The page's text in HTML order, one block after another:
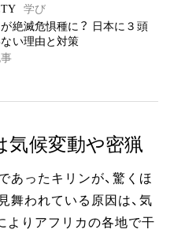
学び
絶滅危惧種に？ 日本に３頭
ない理由と対策
気候変動や密猟
あったキリンが、驚くほ
舞われている原因は、気
よりアフリカの各地で干